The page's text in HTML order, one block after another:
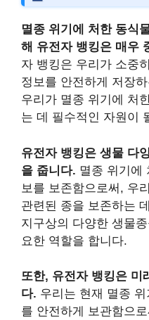
멸종 위기에 처한 동식
해 유전자 뱅킹은 매우
자 뱅킹은 우리가 소중
정보를 안전하게 저장
우리가 멸종 위기에 처
는 데 필수적인 자원이
유전자 뱅킹은 생물 다
을 줍니다. 멸종 위기에
보를 보존함으로써, 우
관련된 종을 보존하는
지구상의 다양한 생물
요한 역할을 합니다.
또한, 유전자 뱅킹은 미
다. 우리는 현재 멸종
를 안전하게 보관함으